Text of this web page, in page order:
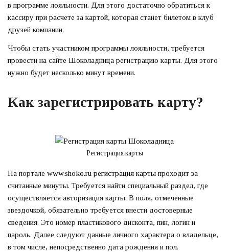
в программе лояльности. Для этого достаточно обратиться к
кассиру при расчете за картой, которая станет билетом в клуб
друзей компании.
Чтобы стать участником программы лояльности, требуется
провести на сайте Шоколадница регистрацию карты. Для этого
нужно будет несколько минут времени.
Как зарегистрировать карту?
Регистрация карты
На порталеwww.shoko.ru регистрация карты проходит за
считанные минуты. Требуется найти специальный раздел, где
осуществляется авторизация карты. В поля, отмеченные
звездочкой, обязательно требуется внести достоверные
сведения. Это номер пластикового дисконта, пин, логин и
пароль. Далее следуют данные личного характера о владельце,
в том числе, непосредственно дата рождения и пол.